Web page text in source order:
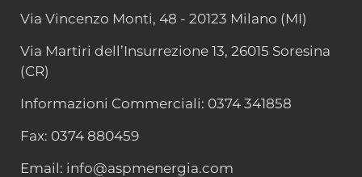
Via Vincenzo Monti, 48 - 20123 Milano (MI)
Via Martiri dell’Insurrezione 13, 26015 Soresina
(CR)
Informazioni Commerciali: 0374 341858
Fax: 0374 880459
Email: info@aspmenergia.com